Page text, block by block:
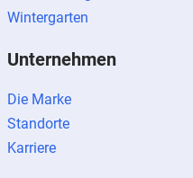
Wintergarten
Unternehmen
Die Marke
Standorte
Karriere